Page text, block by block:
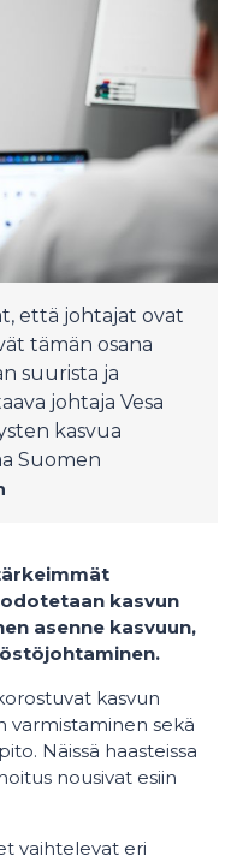
että johtajat ovat
tämän osana
suurista ja
johtaja Vesa
kasvua
Suomen
kasvun
asenne kasvuun,
kasvun
varmistaminen sekä
Näissä haasteissa
nousivat esiin
vaihtelevat eri